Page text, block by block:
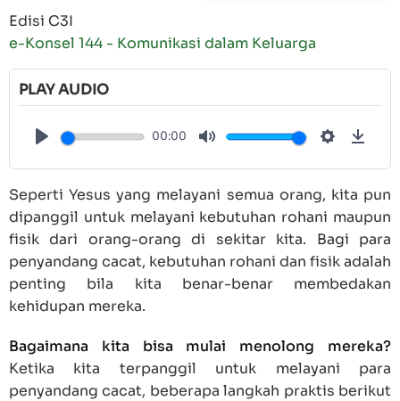
Edisi C3I
e-Konsel 144 - Komunikasi dalam Keluarga
PLAY AUDIO
00:00
Seperti Yesus yang melayani semua orang, kita pun
dipanggil untuk melayani kebutuhan rohani maupun
fisik dari orang-orang di sekitar kita. Bagi para
penyandang cacat, kebutuhan rohani dan fisik adalah
penting bila kita benar-benar membedakan
kehidupan mereka.
Bagaimana kita bisa mulai menolong mereka?
Ketika kita terpanggil untuk melayani para
penyandang cacat, beberapa langkah praktis berikut